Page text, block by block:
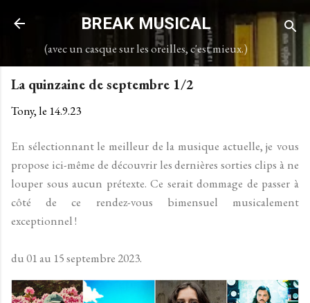
Accéder au contenu principal
BREAK MUSICAL
(avec un casque sur les oreilles, c'est mieux.)
La quinzaine de septembre 1/2
Tony, le 14.9.23
En sélectionnant le meilleur de la musique actuelle, je vous
propose ici-même de découvrir les dernières sorties clips à ne
louper sous aucun prétexte. Ce serait dommage de passer à
côté de ce rendez-vous bimensuel musicalement
exceptionnel !
du 01 au 15 septembre 2023.